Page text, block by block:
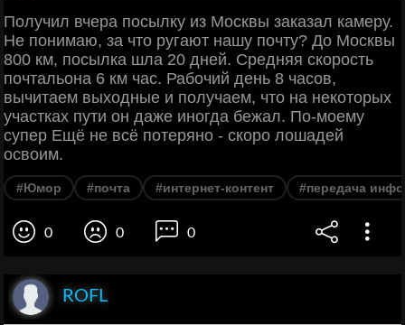
Получил вчера посылку из Москвы заказал камеру.
Не понимаю, за что ругают нашу почту? До Москвы
800 км, посылка шла 20 дней. Средняя скорость
почтальона 6 км час. Рабочий день 8 часов,
вычитaем выходные и получаем, что на некоторых
участках пути он даже иногда бежал. По-моему
супер Ещё не всё потеряно - скоро лошадей
освоим.
#Юмор #почта #интернет-контент #передача
0 0 0
ROFL